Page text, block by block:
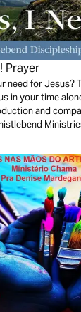
Prayer
need for Jesus?
in your time
and